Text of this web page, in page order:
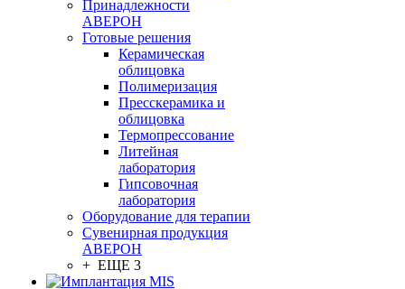
Принадлежности
АВЕРОН
Готовые решения
Керамическая
облицовка
Полимеризация
Пресскерамика и
облицовка
Термопрессование
Литейная
лаборатория
Гипсовочная
лаборатория
Оборудование для терапии
Сувенирная продукция
АВЕРОН
+ ЕЩЕ 3